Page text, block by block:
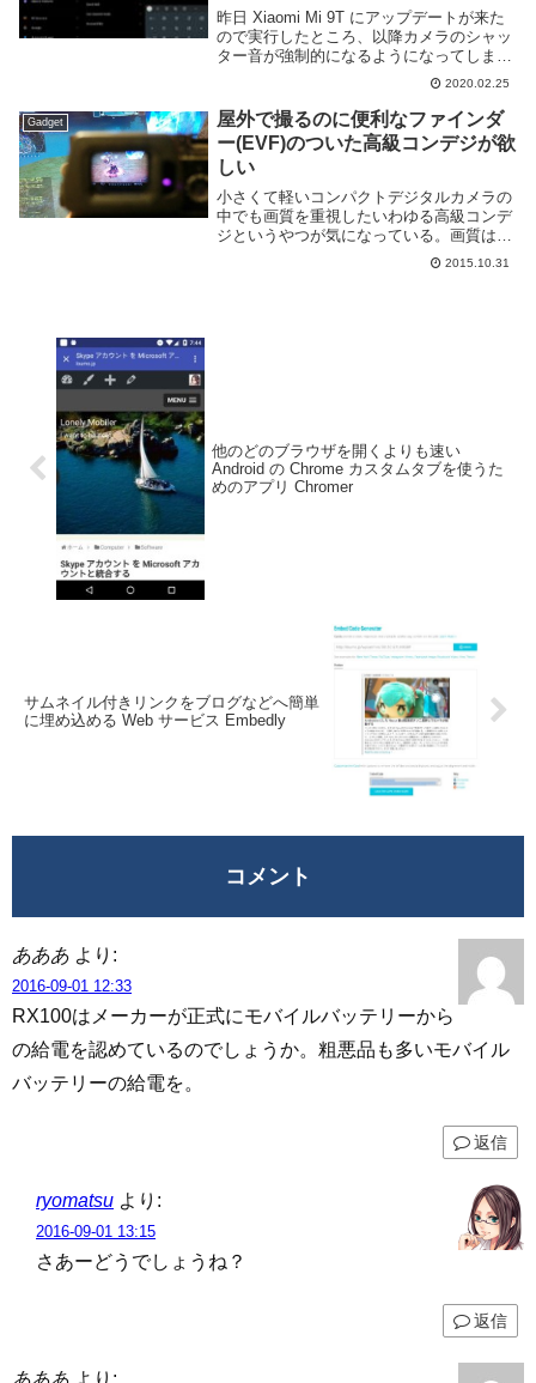
昨日 Xiaomi Mi 9T にアップデートが来た
ので実行したところ、以降カメラのシャッ
ター音が強制的になるようになってしまっ
た。それどころかカメラの設定項目からシ
ャッター音の設定が消えてしまった。なん
ということだ。日本で発売されているス...
2020.02.25
Gadget
屋外で撮るのに便利なファインダ
ー(EVF)のついた高級コンデジが欲
しい
小さくて軽いコンパクトデジタルカメラの
中でも画質を重視したいわゆる高級コンデ
ジというやつが気になっている。画質は高
いほうが良いが大きくて重たい一眼レフな
どは持ちたくないという場合に丁度良いジ
2015.10.31
他のどのブラウザを開くよりも速い
Android の Chrome カスタムタブを使うた
めのアプリ Chromer
サムネイル付きリンクをブログなどへ簡単
に埋め込める Web サービス Embedly
コメント
あああ より:
2016-09-01 12:33
RX100はメーカーが正式にモバイルバッテリーから
の給電を認めているのでしょうか。粗悪品も多いモバイル
バッテリーの給電を。
返信
ryomatsu より:
2016-09-01 13:15
さあーどうでしょうね？
返信
あああ より: